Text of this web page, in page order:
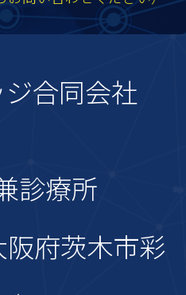
に関す
行口座
マネー
合同会社
診療所
阪府茨木市彩